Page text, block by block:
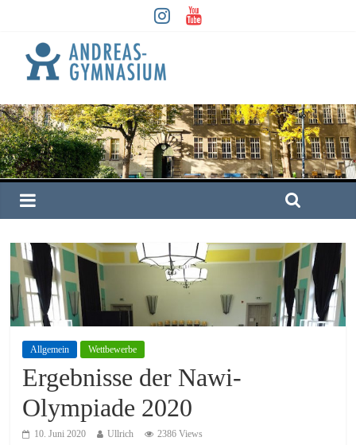
Allgemein Wettbewerbe
Ergebnisse der Nawi-
Olympiade 2020
10. Juni 2020 Ullrich 2386 Views